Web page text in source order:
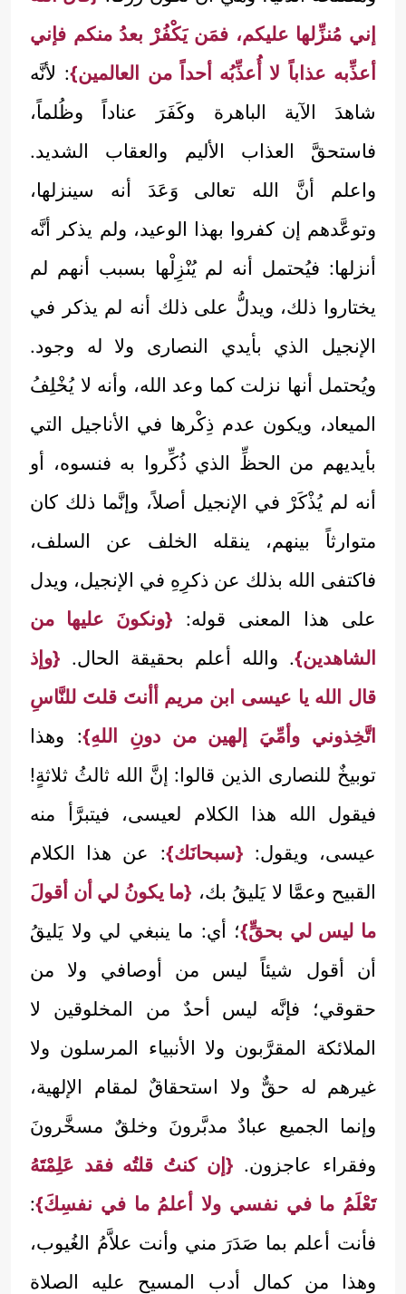
إني مُنزِّلها عليكم، فمَن يَكْفُرْ بعدُ منكم فإني
أعذِّبه عذاباً لا أُعذِّبُه أحداً من العالمين}: لأنَّه
شاهدَ الآية الباهرة وكَفَرَ عناداً وظُلماً،
فاستحقَّ العذاب الأليم والعقاب الشديد.
واعلم أنَّ الله تعالى وَعَدَ أنه سينزلها،
وتوعَّدهم إن كفروا بهذا الوعيد، ولم يذكر أنَّه
أنزلها: فيُحتمل أنه لم يُنْزِلْها بسبب أنهم لم
يختاروا ذلك، ويدلُّ على ذلك أنه لم يذكر في
الإنجيل الذي بأيدي النصارى ولا له وجود.
ويُحتمل أنها نزلت كما وعد الله، وأنه لا يُخْلِفُ
الميعاد، ويكون عدم ذِكْرها في الأناجيل التي
بأيديهم من الحظِّ الذي ذُكِّروا به فنسوه، أو
أنه لم يُذْكَرْ في الإنجيل أصلاً، وإنَّما ذلك كان
متوارثاً بينهم، ينقله الخلف عن السلف،
فاكتفى الله بذلك عن ذكرِهِ في الإنجيل، ويدل
على هذا المعنى قوله: {ونكونَ عليها من
الشاهدين}. والله أعلم بحقيقة الحال. {وإذ
قال الله يا عيسى ابن مريم أأنتَ قلتَ للنَّاسِ
اتَّخِذوني وأمِّيَ إلهين من دونِ اللهِ}: وهذا
توبيخٌ للنصارى الذين قالوا: إنَّ الله ثالثُ ثلاثةٍ!
فيقول الله هذا الكلام لعيسى، فيتبرَّأ منه
عيسى، ويقول: {سبحانَك}: عن هذا الكلام
القبيح وعمَّا لا يَليقُ بك، {ما يكونُ لي أن أقولَ
ما ليس لي بحقٍّ}؛ أي: ما ينبغي لي ولا يَليقُ
أن أقول شيئاً ليس من أوصافي ولا من
حقوقي؛ فإنَّه ليس أحدٌ من المخلوقين لا
الملائكة المقرَّبون ولا الأنبياء المرسلون ولا
غيرهم له حقٌّ ولا استحقاقٌ لمقام الإلهية،
وإنما الجميع عبادٌ مدبَّرونَ وخلقٌ مسخَّرونَ
وفقراء عاجزون. {إن كنتُ قلتُه فقد عَلِمْتَهُ
تَعْلَمُ ما في نفسي ولا أعلمُ ما في نفسِكَ}:
فأنت أعلم بما صَدَرَ مني وأنت علاَّمُ الغُيوب،
وهذا من كمال أدب المسيح عليه الصلاة